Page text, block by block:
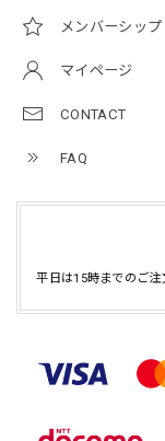
メンバーシップ
マイページ
CONTACT
FAQ
平日は15時までのご